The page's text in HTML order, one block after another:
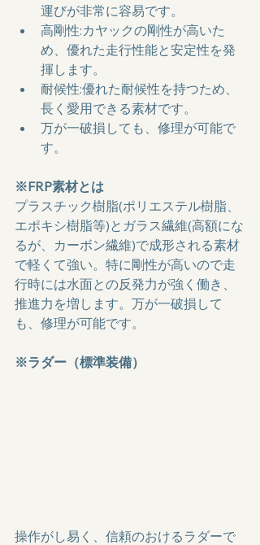
運びが非常に容易です。
高剛性:カヤックの剛性が高いた
め、優れた走行性能と安定性を発
揮します。
耐候性:優れた耐候性を持つため、
長く愛用できる素材です。
万が一破損しても、修理が可能で
す。
※FRP素材とは
プラスチック樹脂(ポリエステル樹脂、
エポキシ樹脂等)とガラス繊維(高額にな
るが、カーボン繊維)で成形される素材
で軽くて強い。特に剛性が高いので走
行時には水面との反発力が強く働き、
推進力を増します。万が一破損して
も、修理が可能です。
※ラダー（標準装備）
操作がし易く、信頼のおけるラダーで